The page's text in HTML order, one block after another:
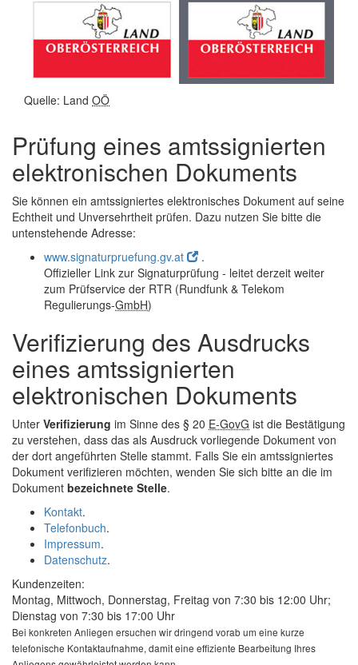
Quelle: Land OÖ
Prüfung eines amtssignierten
elektronischen Dokuments
Sie können ein amtssigniertes elektronisches Dokument auf seine
Echtheit und Unversehrtheit prüfen. Dazu nutzen Sie bitte die
untenstehende Adresse:
www.signaturpruefung.gv.at
.
Offizieller Link zur Signaturprüfung - leitet derzeit weiter
zum Prüfservice der RTR (Rundfunk & Telekom
Regulierungs-GmbH)
Verifizierung des Ausdrucks
eines amtssignierten
elektronischen Dokuments
Unter Verifizierung im Sinne des § 20 E-GovG ist die Bestätigung
zu verstehen, dass das als Ausdruck vorliegende Dokument von
der dort angeführten Stelle stammt. Falls Sie ein amtssigniertes
Dokument verifizieren möchten, wenden Sie sich bitte an die im
Dokument bezeichnete Stelle.
Kontakt.
Telefonbuch.
Impressum.
Datenschutz.
Kundenzeiten:
Montag, Mittwoch, Donnerstag, Freitag von 7:30 bis 12:00 Uhr;
Dienstag von 7:30 bis 17:00 Uhr
Bei konkreten Anliegen ersuchen wir dringend vorab um eine kurze
telefonische Kontaktaufnahme, damit eine effiziente Bearbeitung Ihres